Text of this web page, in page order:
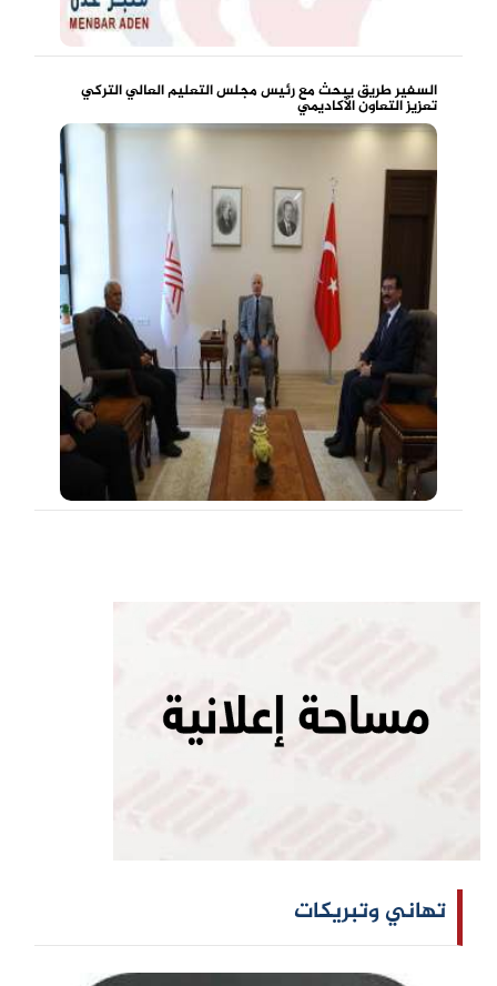
السفير طريق يبحث مع رئيس مجلس التعليم العالي التركي
تعزيز التعاون الأكاديمي
تهاني وتبريكات